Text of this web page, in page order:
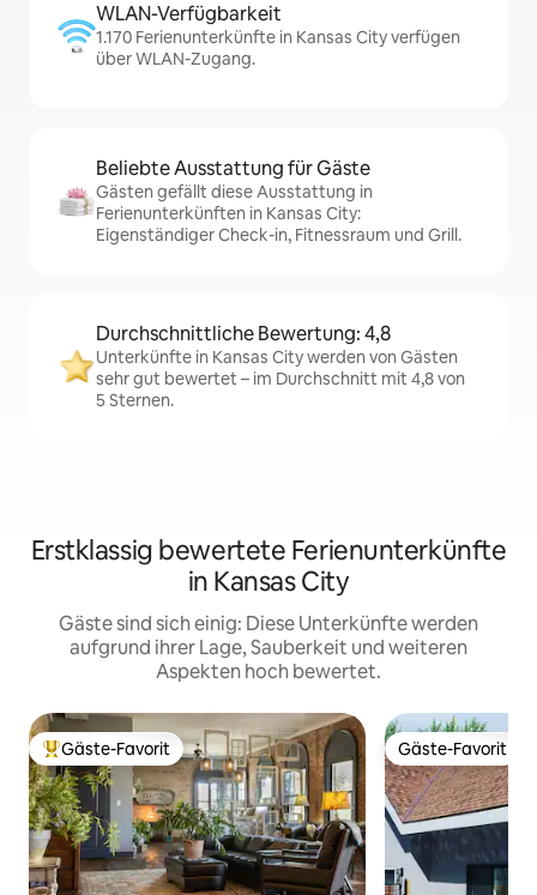
WLAN-Verfügbarkeit
1.170 Ferienunterkünfte in Kansas City verfügen
über WLAN-Zugang.
Beliebte Ausstattung für Gäste
Gästen gefällt diese Ausstattung in
Ferienunterkünften in Kansas City:
Eigenständiger Check-in, Fitnessraum und Grill.
Durchschnittliche Bewertung: 4,8
Unterkünfte in Kansas City werden von Gästen
sehr gut bewertet – im Durchschnitt mit 4,8 von
5 Sternen.
Erstklassig bewertete Ferienunterkünfte
in Kansas City
Gäste sind sich einig: Diese Unterkünfte werden
aufgrund ihrer Lage, Sauberkeit und weiteren
Aspekten hoch bewertet.
Beliebter Gäste-Favorit.
Gäste-Favorit Gäste-Favorit
Gäste-Favorit